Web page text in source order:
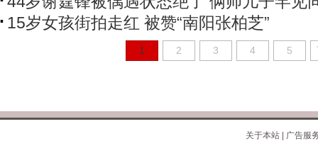
15岁女孩街拍走红 被赞“南阳张柏芝”
1 2 3 4 5
关于本站|
广告服